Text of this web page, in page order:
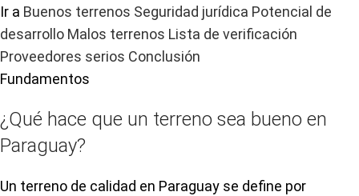
Ir a Buenos terrenos Seguridad jurídica Potencial de
desarrollo Malos terrenos Lista de verificación
Proveedores serios Conclusión
Fundamentos
¿Qué hace que un terreno sea bueno en
Paraguay?
Un terreno de calidad en Paraguay se define por